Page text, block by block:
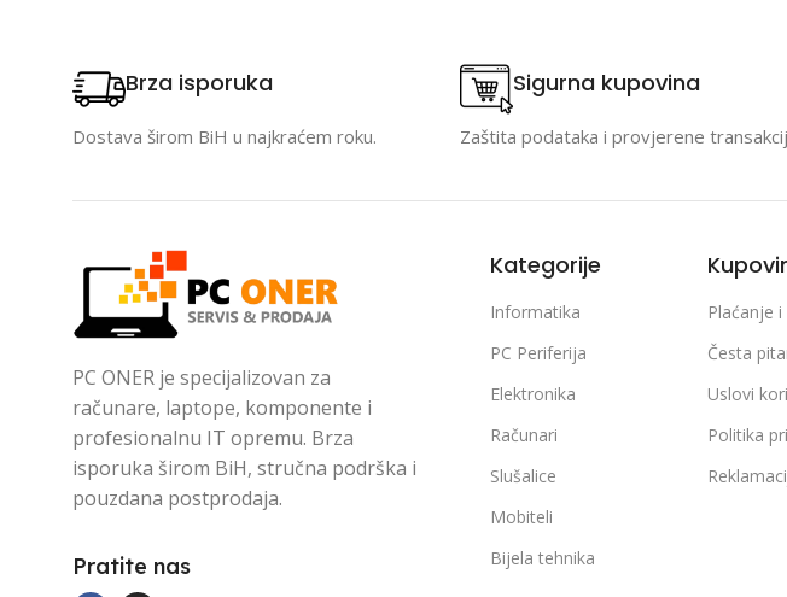
Brza isporuka
Dostava širom BiH u najkraćem roku.
Sigurna kupovina
Zaštita podataka i provjerene
PC ONER je specijalizovan za
računare, laptope, komponente i
profesionalnu IT opremu. Brza
isporuka širom BiH, stručna podrška i
pouzdana postprodaja.
Pratite nas
Kategorije
Informatika
PC Periferija
Elektronika
Računari
Slušalice
Mobiteli
Bijela tehnika
Plaćanje
Česta
Uslovi
Politika